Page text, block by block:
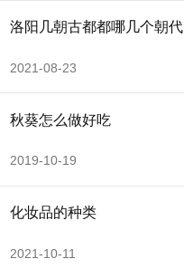
洛阳几朝古都都哪几个朝代
2021-08-23
秋葵怎么做好吃
2019-10-19
化妆品的种类
2021-10-11